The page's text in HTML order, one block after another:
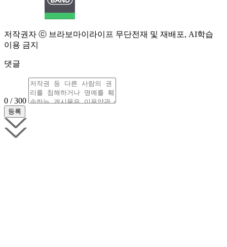
저작권자 ⓒ 브라보마이라이프 무단전재 및 재배포, AI학습
이용 금지
댓글
0 / 300